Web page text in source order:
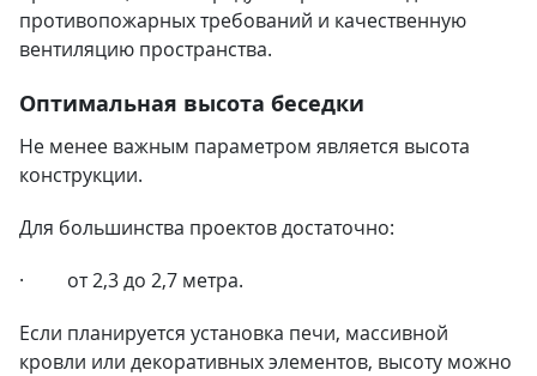
противопожарных требований и качественную
вентиляцию пространства.
Оптимальная высота беседки
Не менее важным параметром является высота
конструкции.
Для большинства проектов достаточно:
· от 2,3 до 2,7 метра.
Если планируется установка печи, массивной
кровли или декоративных элементов, высоту можно